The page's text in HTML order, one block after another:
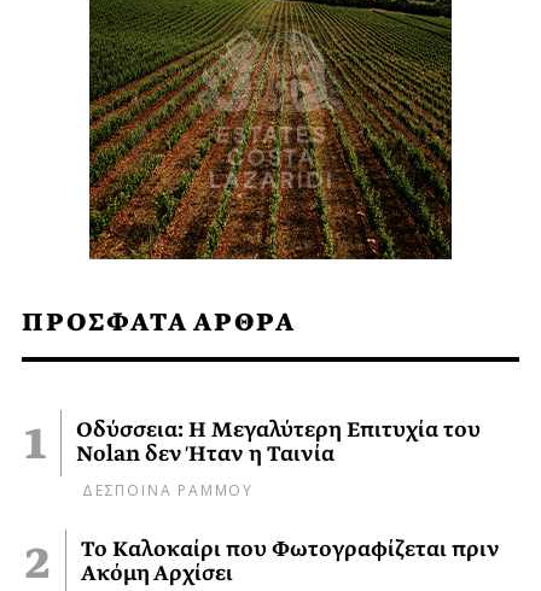
ΠΡΟΣΦΑΤΑ ΑΡΘΡΑ
Οδύσσεια: Η Μεγαλύτερη Επιτυχία του
Nolan δεν Ήταν η Ταινία
ΔΕΣΠΟΙΝΑ ΡΑΜΜΟΥ
Το Καλοκαίρι που Φωτογραφίζεται πριν
Ακόμη Αρχίσει